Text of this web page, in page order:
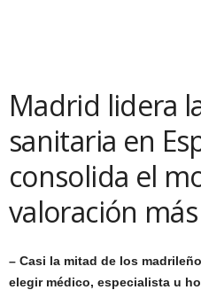
Madrid lidera
sanitaria en
consolida el
valoración
– Casi la mitad de los
elegir médico, especialista u